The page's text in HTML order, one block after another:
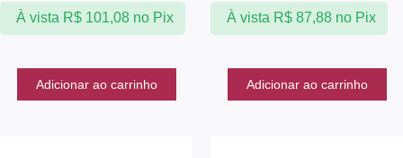
À vista R$101,08 no Pix
Adicionar ao carrinho
À vista R$87,88 no Pix
Adicionar ao carrinho